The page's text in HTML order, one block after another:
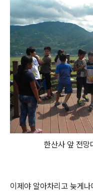
한산사 앞 전망
이제야 알아차리고 늦게나